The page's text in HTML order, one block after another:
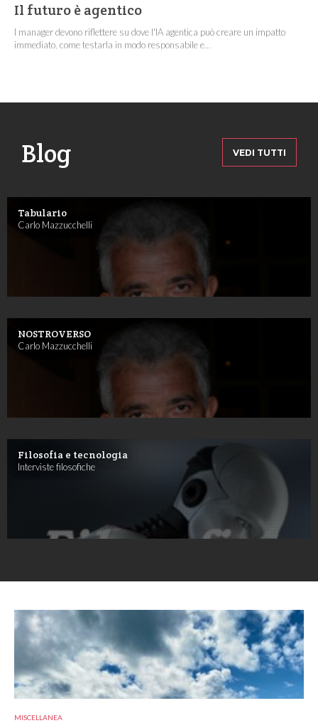
Il futuro è agentico
I manager devono riflettere su dove l'IA agentica può creare un impatto
immediato, come testarla in modo responsabile e...
Blog VEDI TUTTI
Tabulario
Carlo Mazzucchelli
NOSTROVERSO
Carlo Mazzucchelli
Filosofia e tecnologia
Interviste filosofiche
MISCELLANEA